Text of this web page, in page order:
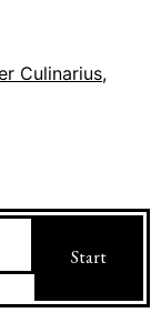
Culinarius,
Start